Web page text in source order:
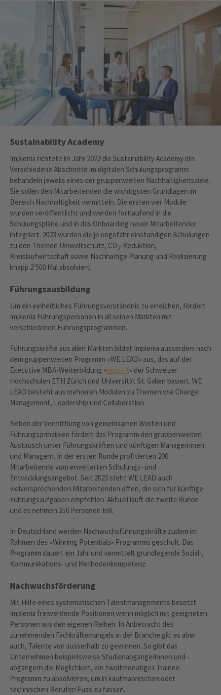
Sustainability Academy
Implenia richtete im Jahr 2022 die Sustainability Academy ein.
Verschiedene Abschnitte im digitalen Schulungsprogramm
behandeln jeweils eines der gruppenweiten Nachhaltigkeitsziele.
Sie sollen den Mitarbeitenden die wichtigsten Grundlagen im
Bereich Nachhaltigkeit vermitteln. Die ersten vier Module
wurden veröffentlicht und werden fortlaufend in die
Schulungspläne und in das Onboarding neuer Mitarbeitender
integriert. 2023 wurden die je ungefähr einstündigen Schulungen
zu den Themen Umweltschutz, CO2-Reduktion,
Kreislaufwirtschaft sowie Nachhaltige Planung und Realisierung
knapp 2’500 Mal absolviert.
Führungsausbildung
Um ein einheitliches Führungsverständnis zu erreichen, fördert
Implenia Führungspersonen in all seinen Märkten mit
verschiedenen Führungsprogrammen.
Führungskräfte aus allen Märkten bildet Implenia ausserdem nach
dem gruppenweiten Programm «WE LEAD» aus, das auf der
Executive MBA-Weiterbildung «emba X» der Schweizer
Hochschulen ETH Zürich und Universität St. Gallen basiert. WE
LEAD besteht aus mehreren Modulen zu Themen wie Change
Management, Leadership und Collaboration.
Neben der Vermittlung von gemeinsamen Werten und
Führungsprinzipien fördert das Programm den gruppenweiten
Austausch unter Führungskräften und künftigen Managerinnen
und Managern. In der ersten Runde profitierten 200
Mitarbeitende vom erweiterten Schulungs- und
Entwicklungsangebot. Seit 2023 steht WE LEAD auch
vielversprechenden Mitarbeitenden offen, die sich für künftige
Führungsaufgaben empfehlen. Aktuell läuft die zweite Runde
und es nehmen 250 Personen teil.
In Deutschland werden Nachwuchsführungskräfte zudem im
Rahmen des «Winning Potentials» Programms geschult. Das
Programm dauert ein Jahr und vermittelt grundlegende Sozial-,
Kommunikations- und Methodenkompetenz.
Nachwuchsförderung
Mit Hilfe eines systematischen Talentmanagements besetzt
Implenia freiwerdende Positionen wenn möglich mit geeigneten
Personen aus den eigenen Reihen. In Anbetracht des
zunehmenden Fachkräftemangels in der Branche gilt es aber
auch, Talente von ausserhalb zu gewinnen. So gibt das
Unternehmen beispielsweise Studienabgängerinnen und -
abgängern die Möglichkeit, ein zwölfmonatiges Trainee-
Programm zu absolvieren, um in kaufmännischen oder
technischen Berufen Fuss zu fassen.